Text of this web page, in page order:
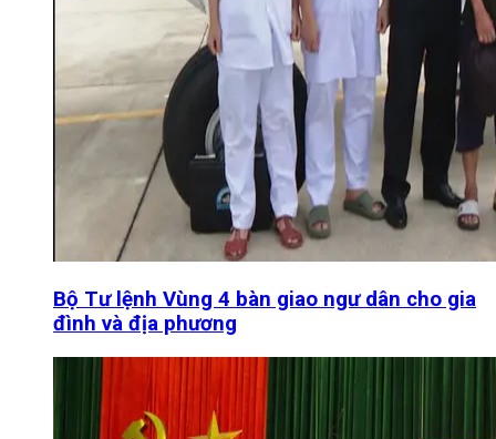
Bộ Tư lệnh Vùng 4 bàn giao ngư dân cho gia
đình và địa phương